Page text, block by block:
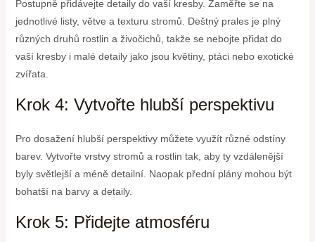
Postupně přidávejte detaily do vaší kresby. Zaměřte se na
jednotlivé listy, větve a texturu stromů. Deštný prales je plný
různých druhů rostlin a živočichů, takže se nebojte přidat do
vaší kresby i malé detaily jako jsou květiny, ptáci nebo exotické
zvířata.
Krok 4: Vytvořte hlubší perspektivu
Pro dosažení hlubší perspektivy můžete využít různé odstíny
barev. Vytvořte vrstvy stromů a rostlin tak, aby ty vzdálenější
byly světlejší a méně detailní. Naopak přední plány mohou být
bohatší na barvy a detaily.
Krok 5: Přidejte atmosféru